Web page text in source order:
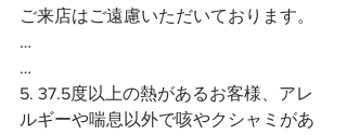
ご来店はご遠慮いただいております。
…
…
5. 37.5度以上の熱があるお客様、アレ
ルギーや喘息以外で咳やクシャミがあ